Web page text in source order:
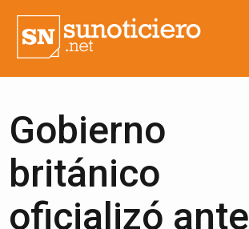
Gobierno
británico
oficializó ante